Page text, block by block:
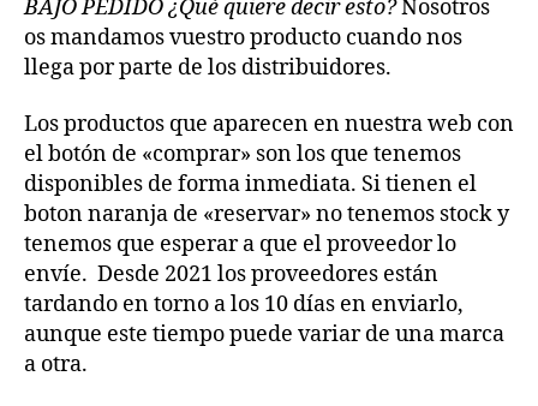
BAJO PEDIDO ¿Qué quiere decir esto?Nosotros
os mandamos vuestro producto cuando nos
llega por parte de los distribuidores.
Los productos que aparecen en nuestra web con
el botón de «comprar» son los que tenemos
disponibles de forma inmediata. Si tienen el
boton naranja de «reservar» no tenemos stock y
tenemos que esperar a que el proveedor lo
envíe. Desde 2021 los proveedores están
tardando en torno a los 10 días en enviarlo,
aunque este tiempo puede variar de una marca
a otra.